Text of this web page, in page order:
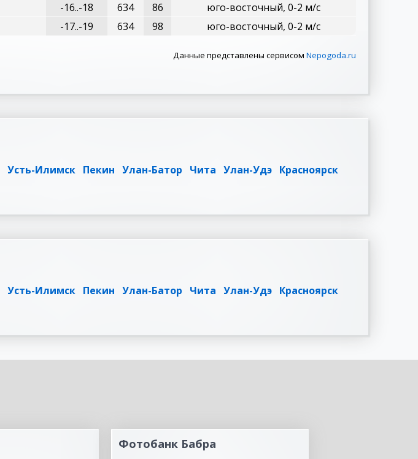
-16..-18 634 86
юго-восточный, 0-2 м/с
-17..-19 634 98 юго-восточный, 0-2 м/с
Данные представлены сервисом Nepogoda.ru
Усть-Илимск Пекин Улан-Батор Чита Улан-Удэ Красноярск
Усть-Илимск Пекин Улан-Батор Чита Улан-Удэ Красноярск
Фотобанк Бабра